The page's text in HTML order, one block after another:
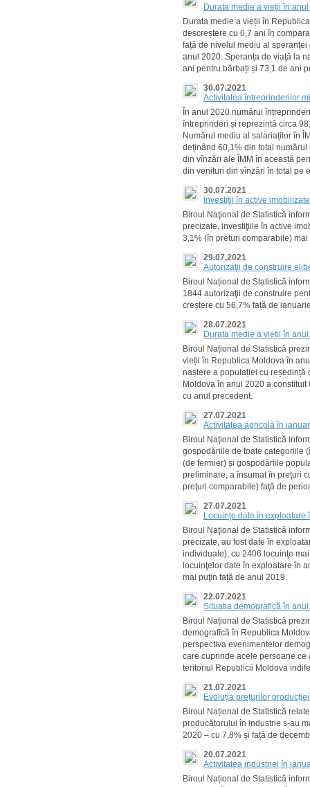
Durata medie a vieții în
Durata medie a vieții în
descreștere cu 0,7 ani în
față de nivelul mediu al
anul 2020. Speranța de viaţă la
ani pentru bărbați și 73,1 de ani
30.07.2021
Activitatea întreprinderilor
În anul 2020 numărul
întreprinderi și reprezintă circa
Numărul mediu al salariaților în
deținând 60,1% din total
din vînzări ale ÎMM în această
din venituri din vînzări în total pe
30.07.2021
Investiţii în active
Biroul Naţional de Statistică
precizate, investiţiile în active
3,1% (în preturi comparabile)
29.07.2021
Autorizaţii de construire
Biroul Național de Statistică
1844 autorizaţii de construire
creștere cu 56,7% față de
28.07.2021
Durata medie a vieții în
Biroul Național de Statistică
vieții în Republica Moldova în
naștere a populației cu
Moldova în anul 2020 a
cu anul precedent.
27.07.2021
Activitatea agricolă în
Biroul Naţional de Statistică
gospodăriile de toate categoriile
(de fermier) și gospodăriile
preliminare, a însumat în preţuri
preţuri comparabile) faţă de
27.07.2021
Locuinţe date în exploatare
Biroul Naţional de Statistică
precizate, au fost date în
individuale), cu 2406 locuinţe
locuinţelor date în exploatare în
mai puţin față de anul 2019.
22.07.2021
Situația demografică în
Biroul Național de Statistică
demografică în Republica
perspectiva evenimentelor
care cuprinde acele persoane
teritoriul Republicii Moldova
21.07.2021
Evoluția prețurilor
Biroul Național de Statistică
producătorului în industrie s-au
2020 – cu 7,8% și față de
20.07.2021
Activitatea industriei în
Biroul Național de Statistică